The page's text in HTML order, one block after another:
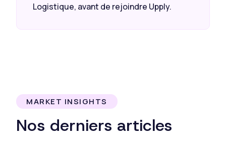
Logistique, avant de rejoindre Upply.
MARKET INSIGHTS
Nos derniers articles